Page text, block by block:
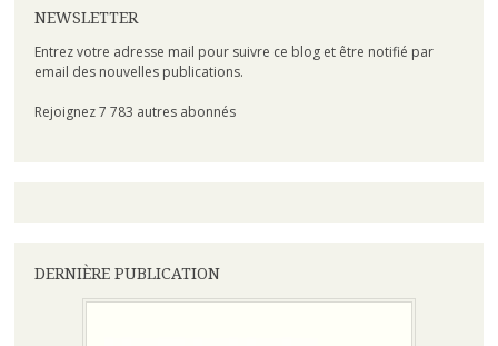
NEWSLETTER
Entrez votre adresse mail pour suivre ce blog et être notifié par
email des nouvelles publications.
Rejoignez 7 783 autres abonnés
DERNIÈRE PUBLICATION